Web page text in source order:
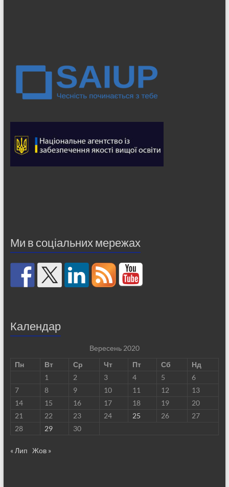
Ми в соціальних мережах
Календар
Вересень 2020
Пн
Вт Ср Чт Пт Сб
Нд
1
2 3 4 5
6
7
8 9 10 11 12
13
14
15 16 17 18 19
20
21
22 23 24 25 26
27
28
29 30
« Лип Жов »